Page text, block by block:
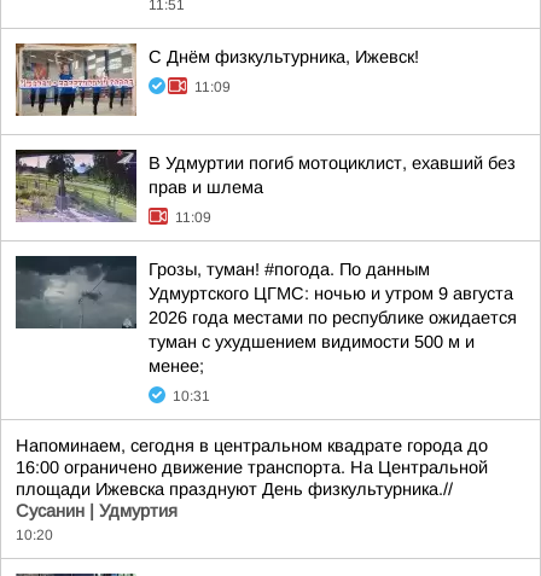
11:51
С Днём физкультурника, Ижевск!
11:09
В Удмуртии погиб мотоциклист, ехавший без
прав и шлема
11:09
Грозы, туман! #погода. По данным
Удмуртского ЦГМС: ночью и утром 9 августа
2026 года местами по республике ожидается
туман с ухудшением видимости 500 м и
менее;
10:31
Напоминаем, сегодня в центральном квадрате города до
16:00 ограничено движение транспорта. На Центральной
площади Ижевска празднуют День физкультурника.//
Сусанин | Удмуртия
10:20